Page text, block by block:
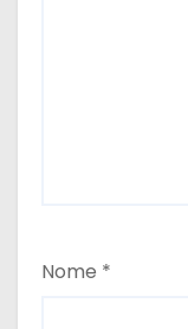
Nome *